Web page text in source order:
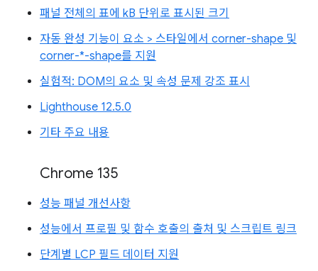
패널 전체의 표에 kB 단위로 표시된 크기
자동 완성 기능이 요소 > 스타일에서 corner-shape 및
corner-*-shape를 지원
실험적: DOM의 요소 및 속성 문제 강조 표시
Lighthouse 12.5.0
기타 주요 내용
Chrome 135
성능 패널 개선사항
성능에서 프로필 및 함수 호출의 출처 및 스크립트 링크
단계별 LCP 필드 데이터 지원